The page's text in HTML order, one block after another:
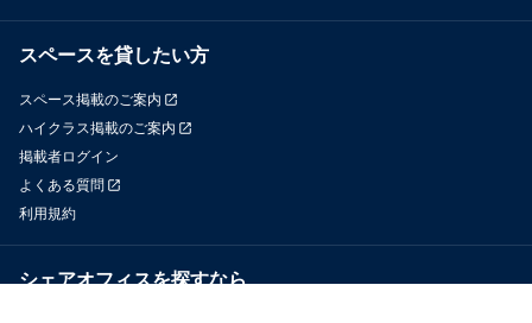
スペースを貸したい方
スペース掲載のご案内
ハイクラス掲載のご案内
掲載者ログイン
よくある質問
利用規約
シェアオフィスを探すなら